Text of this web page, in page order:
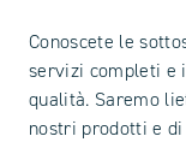
Conoscete le
servizi completi e
qualità. Saremo
nostri prodotti e